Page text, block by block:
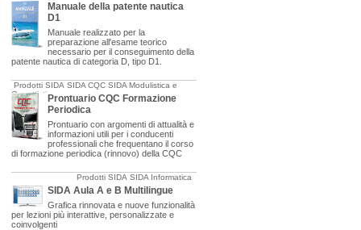
Manuale della patente nautica
D1
Manuale realizzato per la
preparazione all'esame teorico
necessario per il conseguimento della
patente nautica di categoria D, tipo D1.
Prodotti SIDA SIDA CQC SIDA Modulistica e
OggettisticaProntuario CQC Formazione
Periodica
Prontuario con argomenti di attualità e
informazioni utili per i conducenti
professionali che frequentano il corso
di formazione periodica (rinnovo) della CQC
Prodotti SIDA SIDA Informatica
SIDA Aula A e B Multilingue
Grafica rinnovata e nuove funzionalità
per lezioni più interattive, personalizzate e
coinvolgenti